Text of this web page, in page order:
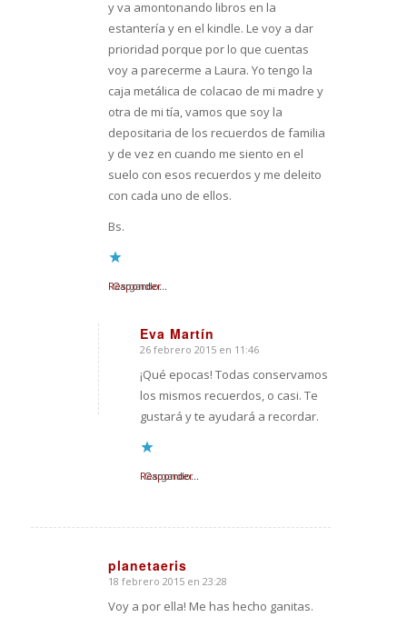
y va amontonando libros en la
estantería y en el kindle. Le voy a dar
prioridad porque por lo que cuentas
voy a parecerme a Laura. Yo tengo la
caja metálica de colacao de mi madre y
otra de mi tía, vamos que soy la
depositaria de los recuerdos de familia
y de vez en cuando me siento en el
suelo con esos recuerdos y me deleito
con cada uno de ellos.
Bs.
Cargando...
Responder
Eva Martín
Dice:
26 febrero 2015 en 11:46
¡Qué epocas! Todas conservamos
los mismos recuerdos, o casi. Te
gustará y te ayudará a recordar.
Cargando...
Responder
planetaeris
Dice:
18 febrero 2015 en 23:28
Voy a por ella! Me has hecho ganitas.